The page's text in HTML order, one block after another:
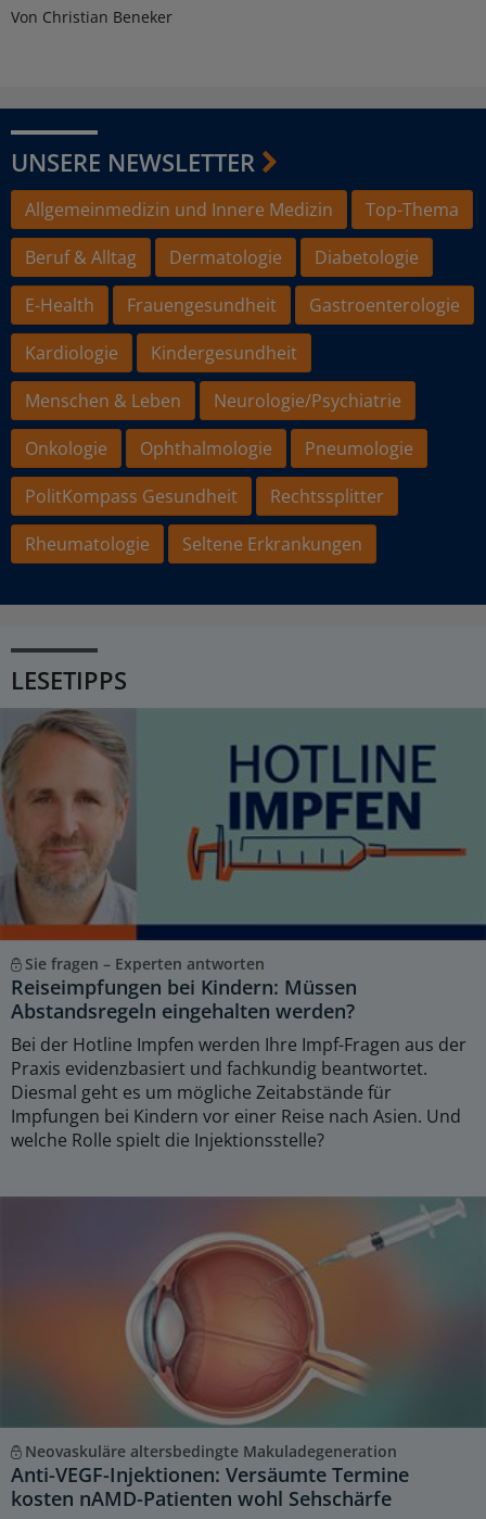
Von Christian Beneker
UNSERE NEWSLETTER
Allgemeinmedizin und Innere Medizin
Top-Thema
Beruf & Alltag
Dermatologie
Diabetologie
E-Health
Frauengesundheit
Gastroenterologie
Kardiologie
Kindergesundheit
Menschen & Leben
Neurologie/Psychiatrie
Onkologie
Ophthalmologie
Pneumologie
PolitKompass Gesundheit
Rechtssplitter
Rheumatologie
Seltene Erkrankungen
LESETIPPS
Sie fragen – Experten antworten
Reiseimpfungen bei Kindern: Müssen
Abstandsregeln eingehalten werden?
Bei der Hotline Impfen werden Ihre Impf-Fragen aus der
Praxis evidenzbasiert und fachkundig beantwortet.
Diesmal geht es um mögliche Zeitabstände für
Impfungen bei Kindern vor einer Reise nach Asien. Und
welche Rolle spielt die Injektionsstelle?
Neovaskuläre altersbedingte Makuladegeneration
Anti-VEGF-Injektionen: Versäumte Termine
kosten nAMD-Patienten wohl Sehschärfe